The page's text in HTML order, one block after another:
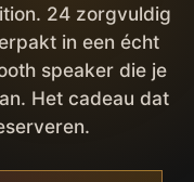
24 zorgvuldig
in een écht
speaker die je
Het cadeau dat